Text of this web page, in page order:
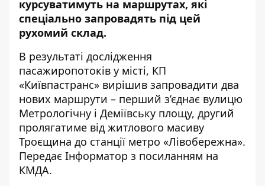
курсуватимуть на маршрутах, які
спеціально запровадять під цей
рухомий склад.
В результаті дослідження
пасажиропотоків у місті, КП
«Київпастранс» вирішив запровадити два
нових маршрути – перший з’єднає вулицю
Метрологічну і Деміївську площу, другий
пролягатиме від житлового масиву
Троєщина до станції метро «Лівобережна».
Передає Інформатор з посиланням на
КМДА.